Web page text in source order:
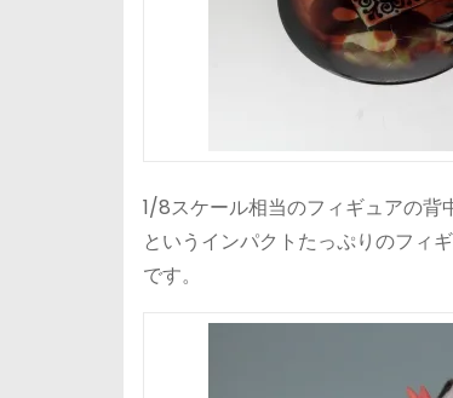
1/8スケール相当のフィギュアの背
というインパクトたっぷりのフィ
です。